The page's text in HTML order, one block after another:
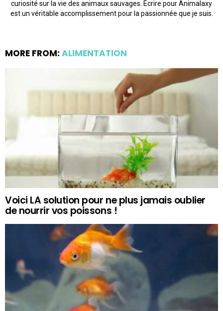
curiosité sur la vie des animaux sauvages. Écrire pour Animalaxy
est un véritable accomplissement pour la passionnée que je suis.
MORE FROM: ALIMENTATION
Voici LA solution pour ne plus jamais oublier
de nourrir vos poissons !